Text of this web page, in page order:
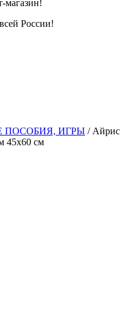
магазин!
России!
ПОСОБИЯ, ИГРЫ / Айрис
45х60 см